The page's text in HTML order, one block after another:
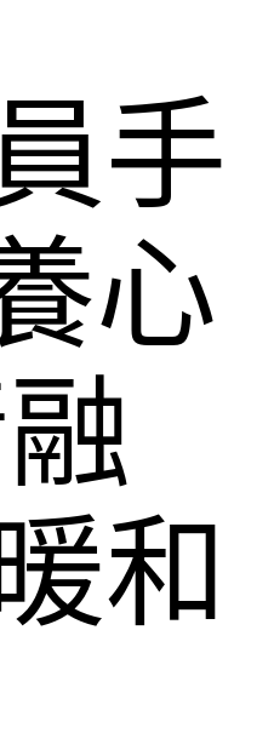
手
心
和